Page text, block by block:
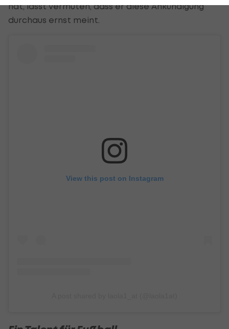
hat, lässt vermuten, dass er diese Ankündigung
durchaus ernst meint.
View this post on Instagram